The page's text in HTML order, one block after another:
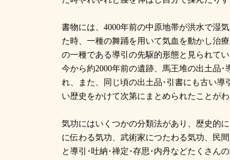
書物には、4000年前の中原地帯が洪水で湿
た時、一種の舞踊を用いて気血を動かし治
の一種である導引の先駆的形態と見られてい
今から約2000年前の遺跡、馬王堆の出土品
れ、また、同じ頃の出土品･引書にも古い
い歴史をかけて次第にまとめられたことがわ
気功にはいくつかの分類法があり、歴史的
に伝わる気功、武術家につたわる気功、民
と導引･吐納･禅定･存思･内丹などたくさん